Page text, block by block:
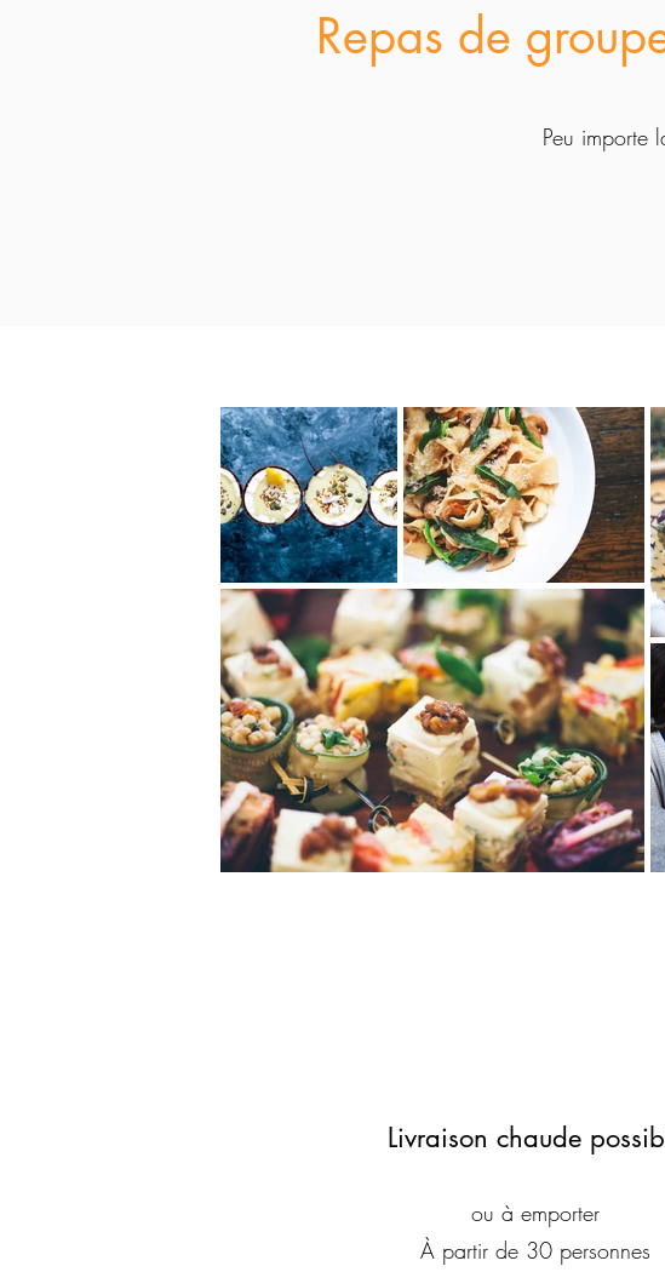
Repas de
Peu importe
Livraison chaude
ou à emporter
À partir de 30 personnes